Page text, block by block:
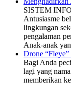
SISTEM
Antusiasme
lingkungan
pengalaman
Anak-anak
Drone
Bagi Anda
lagi yang
memberikan